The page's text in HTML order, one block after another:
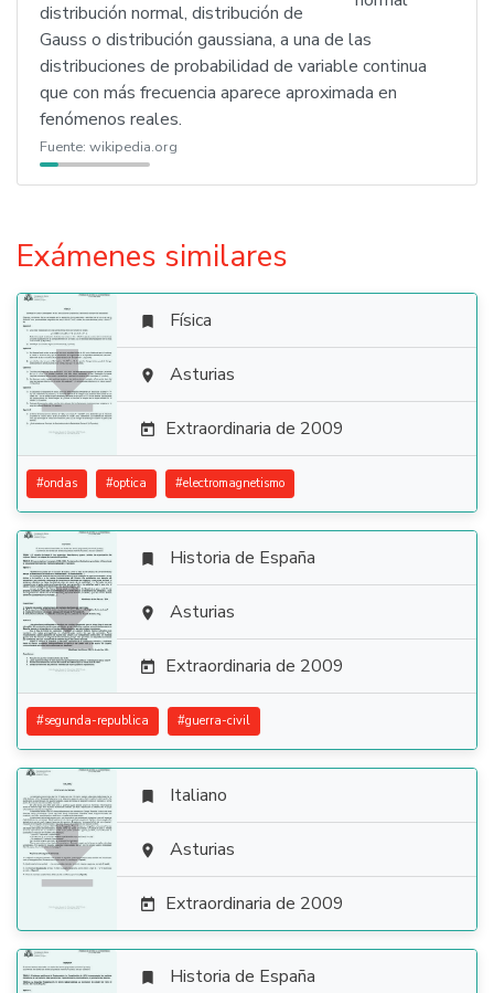
distribución normal, distribución de
Gauss o distribución gaussiana, a una de las
distribuciones de probabilidad de variable continua
que con más frecuencia aparece aproximada en
fenómenos reales.
Fuente: wikipedia.org
Exámenes similares

 Física
 Asturias
 Extraordinaria de 2009
#ondas #optica #electromagnetismo

 Historia de España
 Asturias
 Extraordinaria de 2009
#segunda-republica #guerra-civil

 Italiano
 Asturias
 Extraordinaria de 2009
 Historia de España